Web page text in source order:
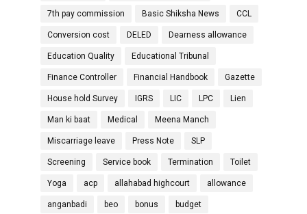
7th pay commission Basic Shiksha News CCL
Conversion cost DELED Dearness allowance
Education Quality Educational Tribunal
Finance Controller Financial Handbook Gazette
House hold Survey IGRS LIC LPC Lien
Man ki baat Medical Meena Manch
Miscarriage leave Press Note SLP
Screening Service book Termination Toilet
Yoga acp allahabad highcourt allowance
anganbadi beo bonus budget